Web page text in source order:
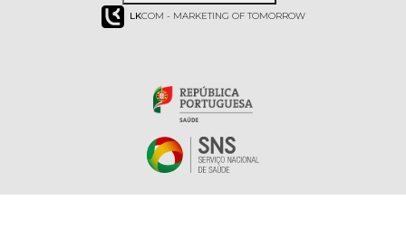
LKCOM - MARKETING OF TOMORROW